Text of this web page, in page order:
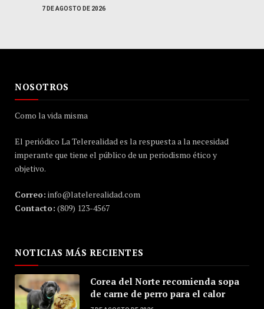
7 DE AGOSTO DE 2026
NOSOTROS
Como la vida misma
El periódico La Telerealidad es la respuesta a la necesidad
imperante que tiene el público de un periodismo ético y
objetivo.
Correo: info@latelerealidad.com
Contacto: (809) 123-4567
NOTICIAS MÁS RECIENTES
Corea del Norte recomienda sopa
de carne de perro para el calor